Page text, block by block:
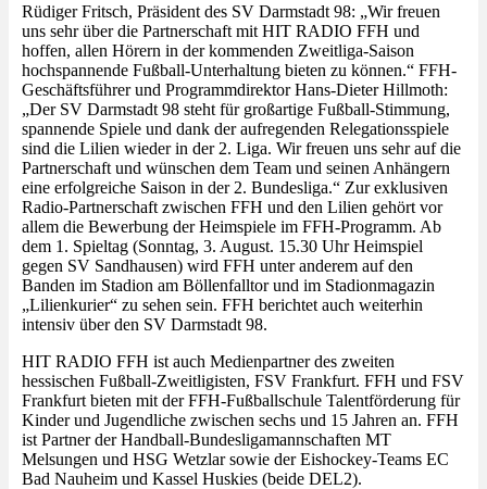
Rüdiger Fritsch, Präsident des SV Darmstadt 98: „Wir freuen
uns sehr über die Partnerschaft mit HIT RADIO FFH und
hoffen, allen Hörern in der kommenden Zweitliga-Saison
hochspannende Fußball-Unterhaltung bieten zu können.“ FFH-
Geschäftsführer und Programmdirektor Hans-Dieter Hillmoth:
„Der SV Darmstadt 98 steht für großartige Fußball-Stimmung,
spannende Spiele und dank der aufregenden Relegationsspiele
sind die Lilien wieder in der 2. Liga. Wir freuen uns sehr auf die
Partnerschaft und wünschen dem Team und seinen Anhängern
eine erfolgreiche Saison in der 2. Bundesliga.“ Zur exklusiven
Radio-Partnerschaft zwischen FFH und den Lilien gehört vor
allem die Bewerbung der Heimspiele im FFH-Programm. Ab
dem 1. Spieltag (Sonntag, 3. August. 15.30 Uhr Heimspiel
gegen SV Sandhausen) wird FFH unter anderem auf den
Banden im Stadion am Böllenfalltor und im Stadionmagazin
„Lilienkurier“ zu sehen sein. FFH berichtet auch weiterhin
intensiv über den SV Darmstadt 98.
HIT RADIO FFH ist auch Medienpartner des zweiten
hessischen Fußball-Zweitligisten, FSV Frankfurt. FFH und FSV
Frankfurt bieten mit der FFH-Fußballschule Talentförderung für
Kinder und Jugendliche zwischen sechs und 15 Jahren an. FFH
ist Partner der Handball-Bundesligamannschaften MT
Melsungen und HSG Wetzlar sowie der Eishockey-Teams EC
Bad Nauheim und Kassel Huskies (beide DEL2).